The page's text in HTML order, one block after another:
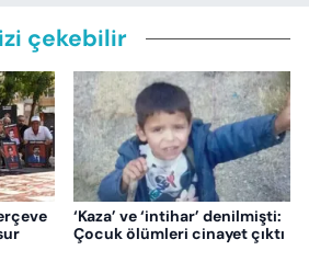
çekebilir
‘Kaza’ ve ‘intihar’ denilmişti:
Çocuk ölümleri cinayet çıktı